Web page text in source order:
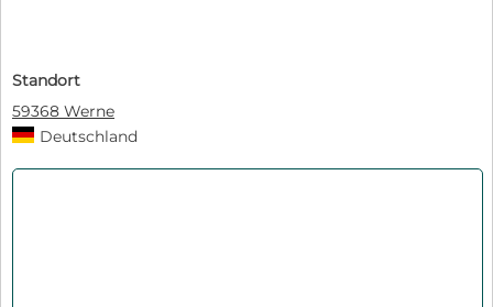
Standort
59368 Werne
Deutschland